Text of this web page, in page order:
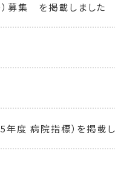
募集 を掲載しました
年度 病院指標）を掲載